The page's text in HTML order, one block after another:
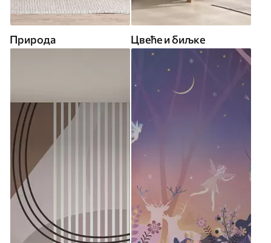
Природа Цвеће и биљке